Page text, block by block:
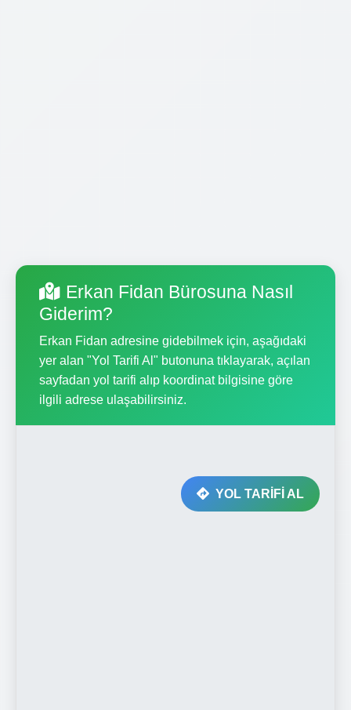
Erkan Fidan Bürosuna Nasıl
Giderim?
Erkan Fidan adresine gidebilmek için, aşağıdaki
yer alan "Yol Tarifi Al" butonuna tıklayarak, açılan
sayfadan yol tarifi alıp koordinat bilgisine göre
ilgili adrese ulaşabilirsiniz.
YOL TARİFİ AL